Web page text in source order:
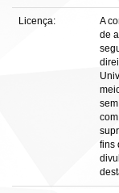
Licença:
A
de
fins